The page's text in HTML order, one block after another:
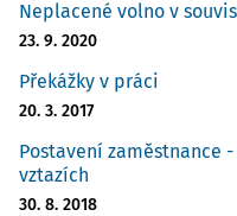
Neplacené volno v
23. 9. 2020
Překážky v práci
20. 3. 2017
Postavení zaměstnance
vztazích
30. 8. 2018